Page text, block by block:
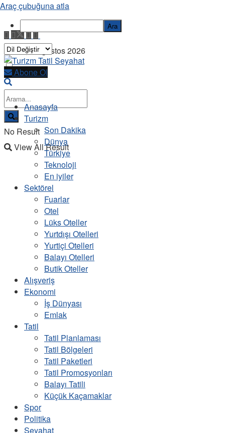
Cuma, 7 Ağustos 2026
No Result
View All Result
Abone Ol
Anasayfa
Turizm
Son Dakika
Dünya
Türkiye
Teknoloji
En iyiler
Sektörel
Fuarlar
Otel
Lüks Oteller
Yurtdışı Otelleri
Yurtiçi Otelleri
Balayı Otelleri
Butik Oteller
Alışveriş
Ekonomi
İş Dünyası
Emlak
Tatil
Tatil Planlaması
Tatil Bölgeleri
Tatil Paketleri
Tatil Promosyonları
Balayı Tatili
Küçük Kaçamaklar
Spor
Politika
Seyahat
Araç çubuğuna atla
Ara